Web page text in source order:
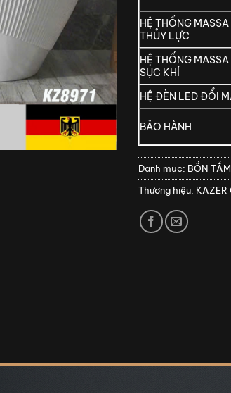
HỆ THỐNG
THỦY LỰC
HỆ THỐNG MASSA
SỤC KHÍ
HỆ ĐÈN LED ĐỔI
BẢO HÀNH
Danh mục: BỒN
Thương hiệu: KAZER